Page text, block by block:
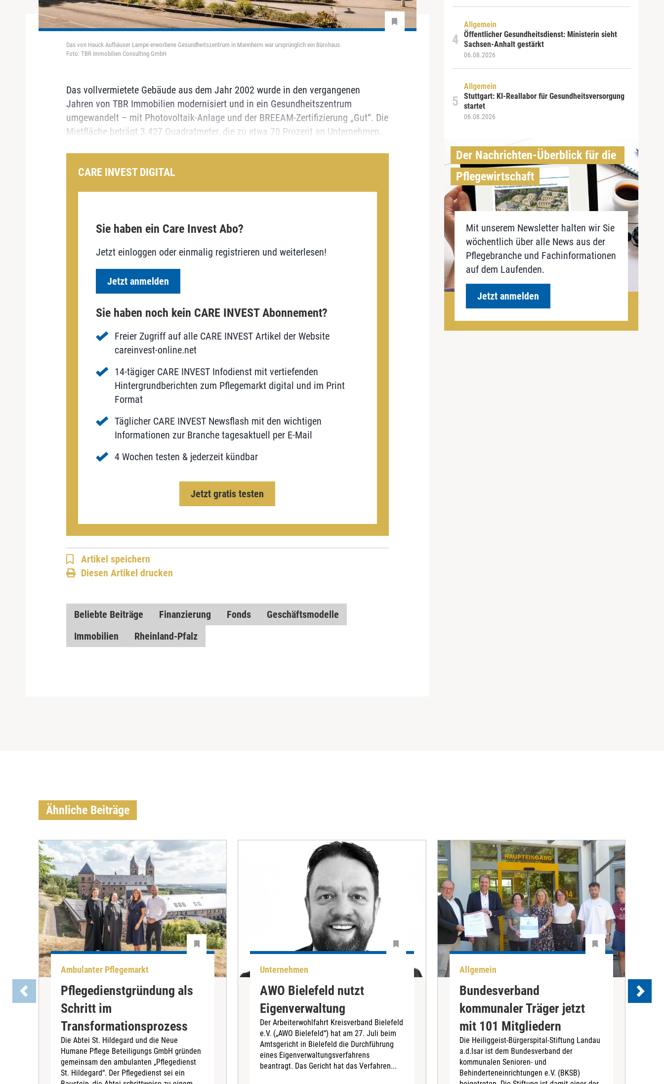
Das von Hauck Aufhäuser Lampe erworbene Gesundheitszentrum in Mannheim war ursprünglich ein Bürohaus.
Foto: TBR Immobilien Consulting GmbH
Das vollvermietete Gebäude aus dem Jahr 2002 wurde in den vergangenen
Jahren von TBR Immobilien modernisiert und in ein Gesundheitszentrum
umgewandelt – mit Photovoltaik-Anlage und der BREEAM-Zertifizierung „Gut“. Die
Mietfläche beträgt 3.427 Quadratmeter, die zu etwa 70 Prozent an Unternehmen...
CARE INVEST DIGITAL
Sie haben ein Care Invest Abo?
Jetzt einloggen oder einmalig registrieren und weiterlesen!
Jetzt anmelden
Sie haben noch kein CARE INVEST Abonnement?
Freier Zugriff auf alle CARE INVEST Artikel der Website
careinvest-online.net
14-tägiger CARE INVEST Infodienst mit vertiefenden
Hintergrundberichten zum Pflegemarkt digital und im Print
Format
Täglicher CARE INVEST Newsflash mit den wichtigen
Informationen zur Branche tagesaktuell per E-Mail
4 Wochen testen & jederzeit kündbar
Jetzt gratis testen
Artikel speichern
Diesen Artikel drucken
Beliebte Beiträge Finanzierung Fonds
Geschäftsmodelle
Immobilien
Rheinland-Pfalz
Allgemein
Öffentlicher Gesundheitsdienst: Ministerin sieht
Sachsen-Anhalt gestärkt
06.08.2026
Allgemein
Stuttgart: KI-Reallabor für Gesundheitsversorgung
startet
06.08.2026
Der Nachrichten-Überblick für die
Pflegewirtschaft
Mit unserem Newsletter halten wir Sie
wöchentlich über alle News aus der
Pflegebranche und Fachinformationen
auf dem Laufenden.
Jetzt anmelden
Ähnliche Beiträge
Ambulanter Pflegemarkt
Pflegedienstgründung als
Schritt im
Transformationsprozess
Die Abtei St. Hildegard und die Neue
Humane Pflege Beteiligungs GmbH gründen
gemeinsam den ambulanten „Pflegedienst
St. Hildegard“. Der Pflegedienst sei ein
Unternehmen
AWO Bielefeld nutzt
Eigenverwaltung
Der Arbeiterwohlfahrt Kreisverband Bielefeld
e.V. („AWO Bielefeld“) hat am 27. Juli beim
Amtsgericht in Bielefeld die Durchführung
eines Eigenverwaltungsverfahrens
beantragt. Das Gericht hat das Verfahren...
Allgemein
Bundesverband
kommunaler Träger jetzt
mit 101 Mitgliedern
Die Heiliggeist-Bürgerspital-Stiftung Landau
a.d.Isar ist dem Bundesverband der
kommunalen Senioren- und
Behinderteneinrichtungen e.V. (BKSB)